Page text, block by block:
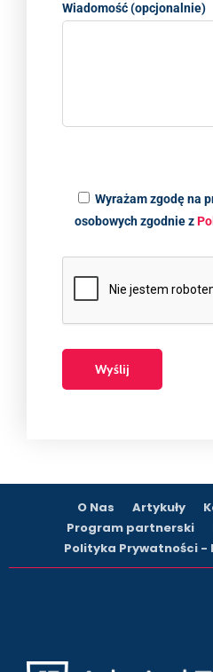
Wiadomość (opcjonalnie)
Wyrażam zgodę na
osobowych zgodnie z
O Nas Artykuły
Program partnerski
Polityka Prywatności -